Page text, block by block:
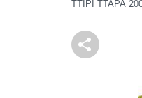
TTIPI TTAPA